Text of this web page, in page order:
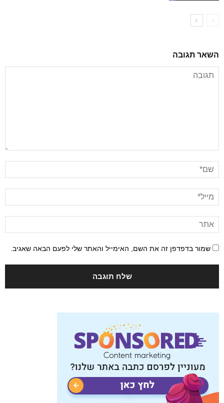
השאר תגובה
שמור בדפדפן זה את השם, האימייל והאתר שלי לפעם הבאה שאגיב.